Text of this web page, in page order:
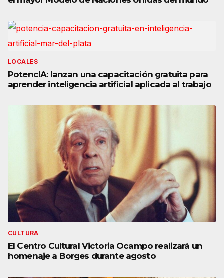
LOCALES
PotencIA: lanzan una capacitación gratuita para
aprender inteligencia artificial aplicada al trabajo
CULTURA
El Centro Cultural Victoria Ocampo realizará un
homenaje a Borges durante agosto